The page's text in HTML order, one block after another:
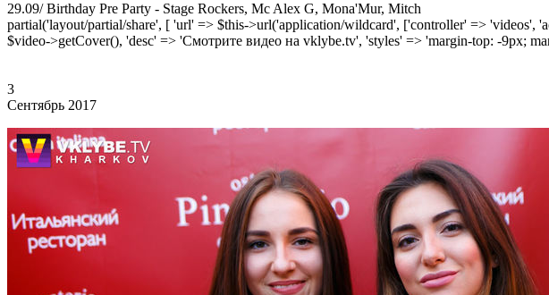
29.09/ Birthday Pre Party - Stage Rockers, Mc Alex G, Mona'Mur, Mitch
partial('layout/partial/share', [ 'url' => $this->url('application/wildcard', ['controller' =>
$video->getCover(), 'desc' => 'Смотрите видео на vklybe.tv', 'styles' => 'margin-top: -9px;
3
Сентябрь 2017